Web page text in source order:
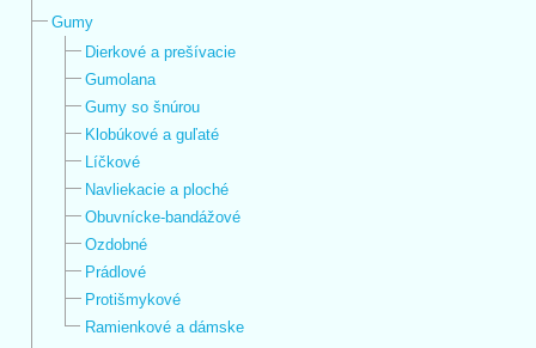
Gumy
Dierkové a prešívacie
Gumolana
Gumy so šnúrou
Klobúkové a guľaté
Líčkové
Navliekacie a ploché
Obuvnícke-bandážové
Ozdobné
Prádlové
Protišmykové
Ramienkové a dámske